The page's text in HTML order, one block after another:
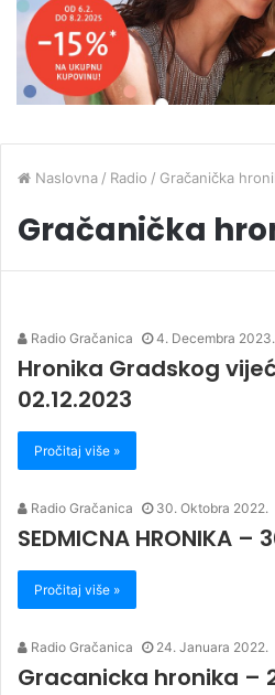
Naslovna / Radio / Gračanička
Gračanička
Radio Gračanica 4. Decembra 2023.
Hronika Gradskog
02.12.2023
Pročitaj više »
Radio Gračanica 30. Oktobra 2022.
SEDMICNA HRONIKA –
Pročitaj više »
Radio Gračanica 24. Januara 2022.
Gracanicka hronika –